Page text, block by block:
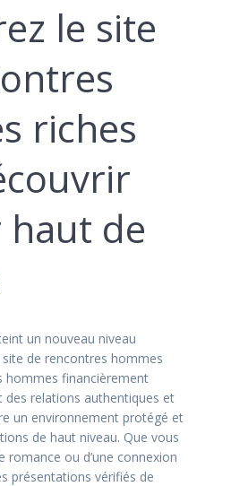
le site
riches
haut de
un nouveau niveau
site de rencontres hommes
hommes financièrement
des relations authentiques et
un environnement protégé et
de haut niveau. Que vous
romance ou d’une connexion
présentations vérifiés de